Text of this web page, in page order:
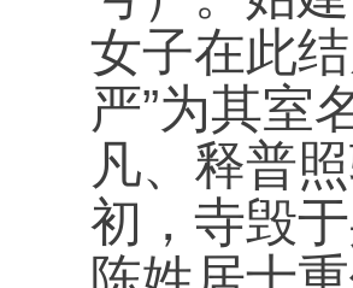
女子在此
严”为其室
凡、释普
初，寺毁